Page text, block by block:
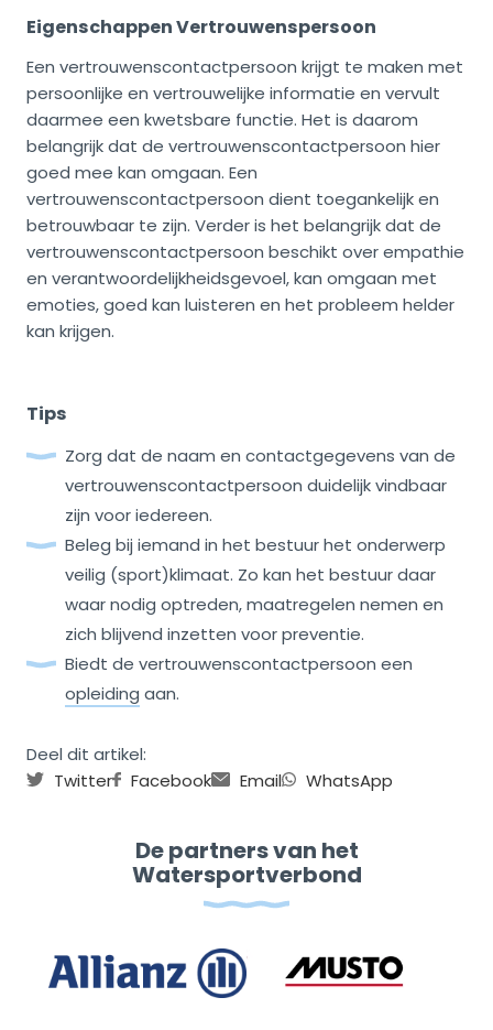
Eigenschappen Vertrouwenspersoon
Een vertrouwenscontactpersoon krijgt te maken met
persoonlijke en vertrouwelijke informatie en vervult
daarmee een kwetsbare functie. Het is daarom
belangrijk dat de vertrouwenscontactpersoon hier
goed mee kan omgaan. Een
vertrouwenscontactpersoon dient toegankelijk en
betrouwbaar te zijn. Verder is het belangrijk dat de
vertrouwenscontactpersoon beschikt over empathie
en verantwoordelijkheidsgevoel, kan omgaan met
emoties, goed kan luisteren en het probleem helder
kan krijgen.
Tips
Zorg dat de naam en contactgegevens van de
vertrouwenscontactpersoon duidelijk vindbaar
zijn voor iedereen.
Beleg bij iemand in het bestuur het onderwerp
veilig (sport)klimaat. Zo kan het bestuur daar
waar nodig optreden, maatregelen nemen en
zich blijvend inzetten voor preventie.
Biedt de vertrouwenscontactpersoon een
opleiding aan.
Deel dit artikel:
Twitter
Facebook Email WhatsApp
De partners van het
Watersportverbond